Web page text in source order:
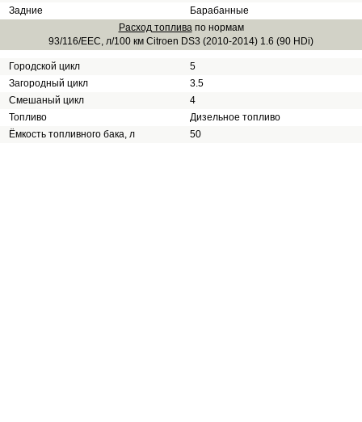
Задние
Барабанные
Расход топливапо нормам
93/116/EEC, л/100 км Citroen DS3 (2010-2014) 1.6 (90 HDi)
Городской цикл
5
Загородный цикл
3.5
Смешаный цикл
4
Топливо
Дизельное топливо
Ёмкость топливного бака, л
50